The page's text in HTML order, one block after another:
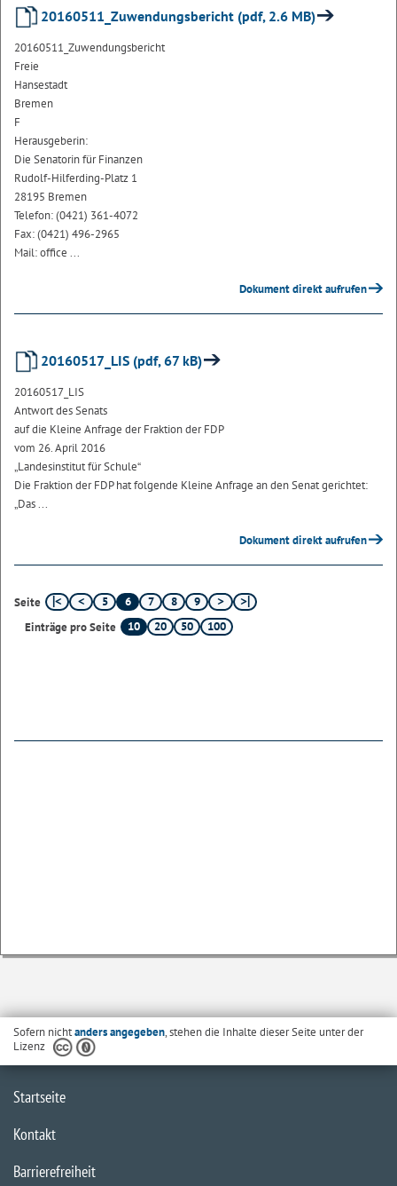
20160511_Zuwendungsbericht (pdf, 2.6 MB)
20160511_Zuwendungsbericht
Freie
Hansestadt
Bremen
F
Herausgeberin:
Die Senatorin für Finanzen
Rudolf-Hilferding-Platz 1
28195 Bremen
Telefon: (0421) 361-4072
Fax: (0421) 496-2965
Mail: office ...
Dokument direkt aufrufen
20160517_LIS (pdf, 67 kB)
20160517_LIS
Antwort des Senats
auf die Kleine Anfrage der Fraktion der FDP
vom 26. April 2016
„Landesinstitut für Schule“
Die Fraktion der FDP hat folgende Kleine Anfrage an den Senat gerichtet:
„Das ...
Dokument direkt aufrufen
Seite 5 6 7 8
9
Einträge pro Seite
10 20 50 100
Sofern nichtanders angegeben, stehen die Inhalte dieser Seite unter der
Lizenz
Startseite
Kontakt
Barrierefreiheit